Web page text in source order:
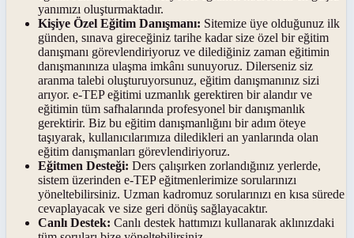
yanımızı oluşturmaktadır.
Kişiye Özel Eğitim Danışmanı: Sitemize üye olduğunuz ilk
günden, sınava gireceğiniz tarihe kadar size özel bir eğitim
danışmanı görevlendiriyoruz ve dilediğiniz zaman eğitimin
danışmanınıza ulaşma imkânı sunuyoruz. Dilerseniz siz
aranma talebi oluşturuyorsunuz, eğitim danışmanınız sizi
arıyor. e-TEP eğitimi uzmanlık gerektiren bir alandır ve
eğitimin tüm safhalarında profesyonel bir danışmanlık
gerektirir. Biz bu eğitim danışmanlığını bir adım öteye
taşıyarak, kullanıcılarımıza diledikleri an yanlarında olan
eğitim danışmanları görevlendiriyoruz.
Eğitmen Desteği: Ders çalışırken zorlandığınız yerlerde,
sistem üzerinden e-TEP eğitmenlerimize sorularınızı
yöneltebilirsiniz. Uzman kadromuz sorularınızı en kısa sürede
cevaplayacak ve size geri dönüş sağlayacaktır.
Canlı Destek: Canlı destek hattımızı kullanarak aklınızdaki